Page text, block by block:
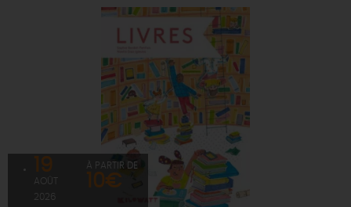
19
AOÛT
2026
À PARTIR DE
10€